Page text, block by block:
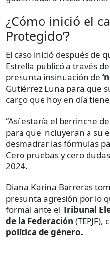
¿Cómo inició el
Protegido’?
El caso inició después de
Estrella publicó a través
presunta insinuación de
Gutiérrez Luna para que
cargo que hoy en día
“Así estaría el berrinche
para que incluyeran a su
desmadrar las fórmulas
Cero pruebas y cero
2024.
Diana Karina Barreras
presunta agresión por lo
formal ante el Tribunal
de la Federación (TEPJF),
política de género.